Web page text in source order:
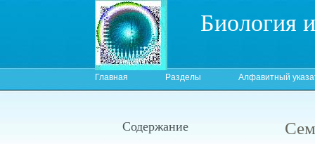
Биология
Главная Разделы Алфавитный
Содержание